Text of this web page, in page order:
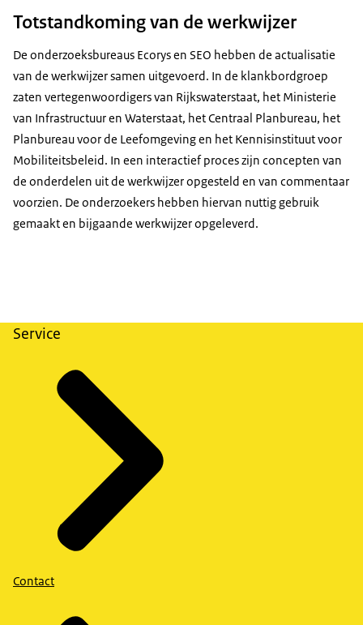
Totstandkoming van de werkwijzer
De onderzoeksbureaus Ecorys en SEO hebben de actualisatie
van de werkwijzer samen uitgevoerd. In de klankbordgroep
zaten vertegenwoordigers van Rijkswaterstaat, het Ministerie
van Infrastructuur en Waterstaat, het Centraal Planbureau, het
Planbureau voor de Leefomgeving en het Kennisinstituut voor
Mobiliteitsbeleid. In een interactief proces zijn concepten van
de onderdelen uit de werkwijzer opgesteld en van commentaar
voorzien. De onderzoekers hebben hiervan nuttig gebruik
gemaakt en bijgaande werkwijzer opgeleverd.
Service
Contact